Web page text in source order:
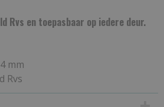
Rvs en toepasbaar op iedere deur.
mm
Rvs